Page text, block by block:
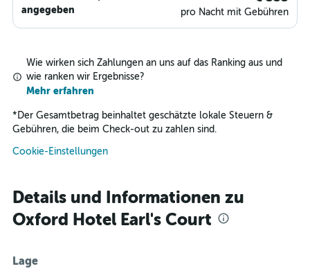
angegeben
pro Nacht mit Gebühren
Wie wirken sich Zahlungen an uns auf das Ranking aus und
wie ranken wir Ergebnisse?
Mehr erfahren
* Der Gesamtbetrag beinhaltet geschätzte lokale Steuern &
Gebühren, die beim Check-out zu zahlen sind.
Cookie-Einstellungen
Details und Informationen zu
Oxford Hotel Earl's Court
Lage